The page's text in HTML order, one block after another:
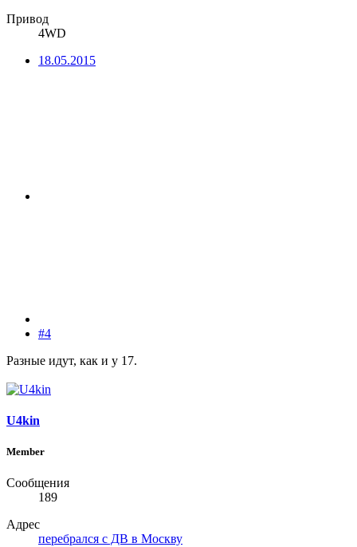
Привод
4WD
18.05.2015
#4
Разные идут, как и у 17.
U4kin
Member
Сообщения
189
Адрес
перебрался с ДВ в Москву